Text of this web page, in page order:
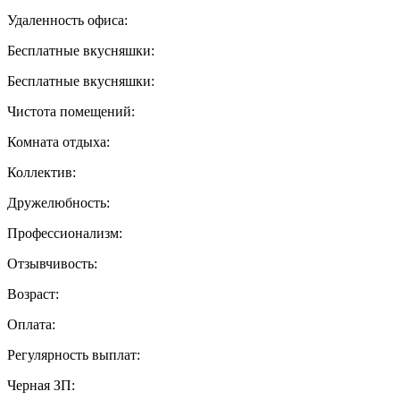
Удаленность офиса:
Бесплатные вкусняшки:
Бесплатные вкусняшки:
Чистота помещений:
Комната отдыха:
Коллектив:
Дружелюбность:
Профессионализм:
Отзывчивость:
Возраст:
Оплата:
Регулярность выплат:
Черная ЗП: